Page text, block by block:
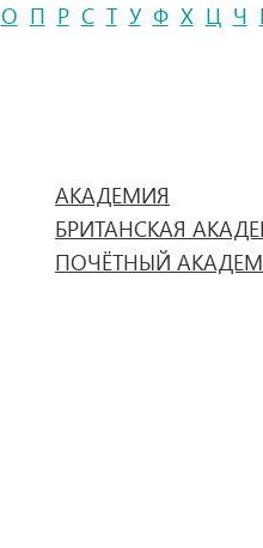
О П Р С Т У Ф Х Ц Ч
АКАДЕМИЯ
БРИТАНСКАЯ
ПОЧЁТНЫЙ